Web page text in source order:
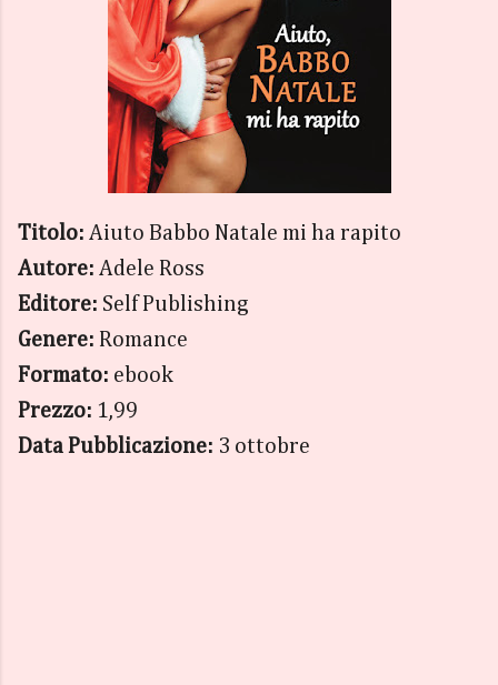
Titolo: Aiuto Babbo Natale mi ha rapito
Autore: Adele Ross
Editore: Self Publishing
Genere: Romance
Formato: ebook
Prezzo: 1,99
Data Pubblicazione: 3 ottobre